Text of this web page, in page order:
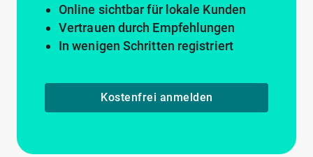
Online sichtbar für lokale Kunden
Vertrauen durch Empfehlungen
In wenigen Schritten registriert
Kostenfrei anmelden